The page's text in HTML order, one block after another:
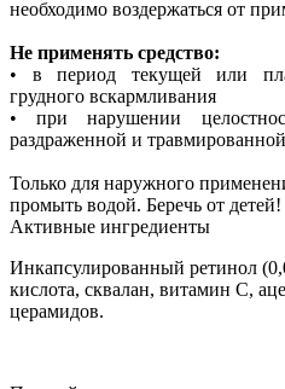
необходимо воздержаться от
Не применять средство:
•
в период текущей или
грудного вскармливания
•
при нарушении
раздраженной и
Только для наружного
промыть водой. Беречь от детей!
Активные ингредиенты
Инкапсулированный ретинол
кислота, сквалан, витамин С,
церамидов.